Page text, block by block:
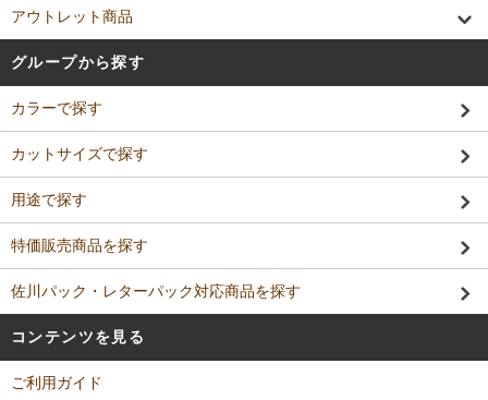
アウトレット商品
グループから探す
カラーで探す
カットサイズで探す
用途で探す
特価販売商品を探す
佐川パック・レターパック対応商品を探す
コンテンツを見る
ご利用ガイド